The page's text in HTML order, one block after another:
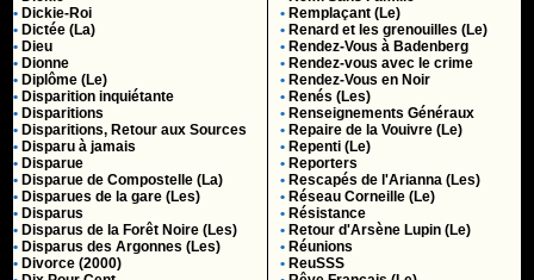
• Dickie-Roi
• Dictée (La)
• Dieu
• Dionne
• Diplôme (Le)
• Disparition inquiétante
• Disparitions
• Disparitions, Retour aux Sources
• Disparu à jamais
• Disparue
• Disparue de Compostelle (La)
• Disparues de la gare (Les)
• Disparus
• Disparus de la Forêt Noire (Les)
• Disparus des Argonnes (Les)
• Divorce (2000)
• Remplaçant (Le)
• Renard et les grenouilles (Le)
• Rendez-Vous à Badenberg
• Rendez-vous avec le crime
• Rendez-Vous en Noir
• Renés (Les)
• Renseignements Généraux
• Repaire de la Vouivre (Le)
• Repenti (Le)
• Reporters
• Rescapés de l'Arianna (Les)
• Réseau Corneille (Le)
• Résistance
• Retour d'Arsène Lupin (Le)
• Réunions
• ReuSSS